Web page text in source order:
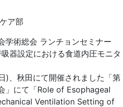
ア部
)、秋田にて開催されました「第
」にて「Role of Esophageal
Ventilation Setting of